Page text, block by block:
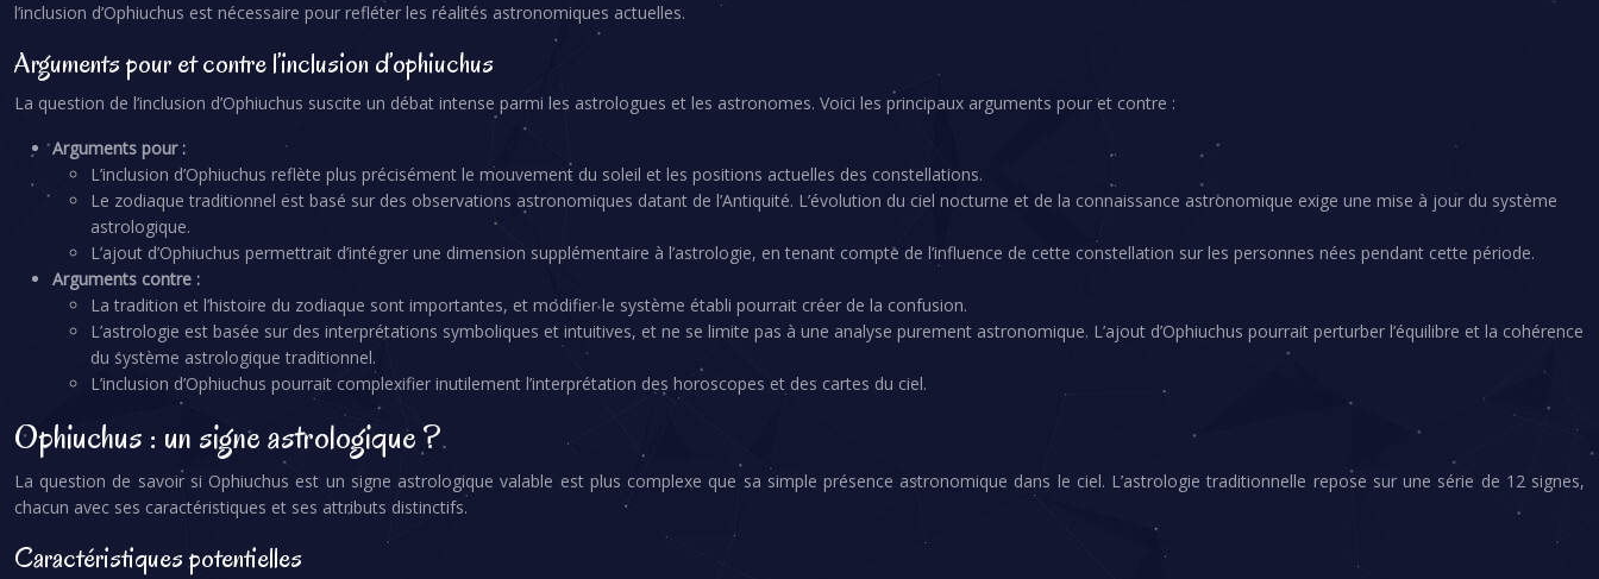
l’inclusion d’Ophiuchus est nécessaire pour refléter les réalités astronomiques actuelles.
Arguments pour et contre l’inclusion d’ophiuchus
La question de l’inclusion d’Ophiuchus suscite un débat intense parmi les astrologues et les astronomes. Voici les principaux arguments pour et contre :
Arguments pour :
L’inclusion d’Ophiuchus reflète plus précisément le mouvement du soleil et les positions actuelles des constellations.
Le zodiaque traditionnel est basé sur des observations astronomiques datant de l’Antiquité. L’évolution du ciel nocturne et de la connaissance astronomique exige une mise à jour du système
astrologique.
L’ajout d’Ophiuchus permettrait d’intégrer une dimension supplémentaire à l’astrologie, en tenant compte de l’influence de cette constellation sur les personnes nées pendant cette période.
Arguments contre :
La tradition et l’histoire du zodiaque sont importantes, et modifier le système établi pourrait créer de la confusion.
L’astrologie est basée sur des interprétations symboliques et intuitives, et ne se limite pas à une analyse purement astronomique. L’ajout d’Ophiuchus pourrait perturber l’équilibre et la cohérence
du système astrologique traditionnel.
L’inclusion d’Ophiuchus pourrait complexifier inutilement l’interprétation des horoscopes et des cartes du ciel.
Ophiuchus : un signe astrologique ?
La question de savoir si Ophiuchus est un signe astrologique valable est plus complexe que sa simple présence astronomique dans le ciel. L’astrologie traditionnelle repose sur une série de 12 signes,
chacun avec ses caractéristiques et ses attributs distinctifs.
Caractéristiques potentielles